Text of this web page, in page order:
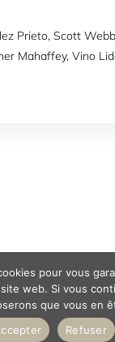
Prieto, Scott
Mahaffey, Vino
Mentions légales
｜contact@agence-
pour vous
web. Si vous
que vous en
Refuser